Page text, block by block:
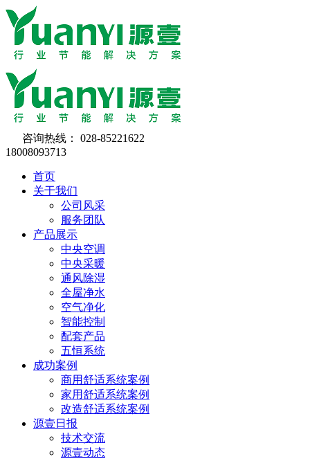
咨询热线： 028-85221622
18008093713
首页
关于我们
公司风采
服务团队
产品展示
中央空调
中央采暖
通风除湿
全屋净水
空气净化
智能控制
配套产品
五恒系统
成功案例
商用舒适系统案例
家用舒适系统案例
改造舒适系统案例
源壹日报
技术交流
源壹动态